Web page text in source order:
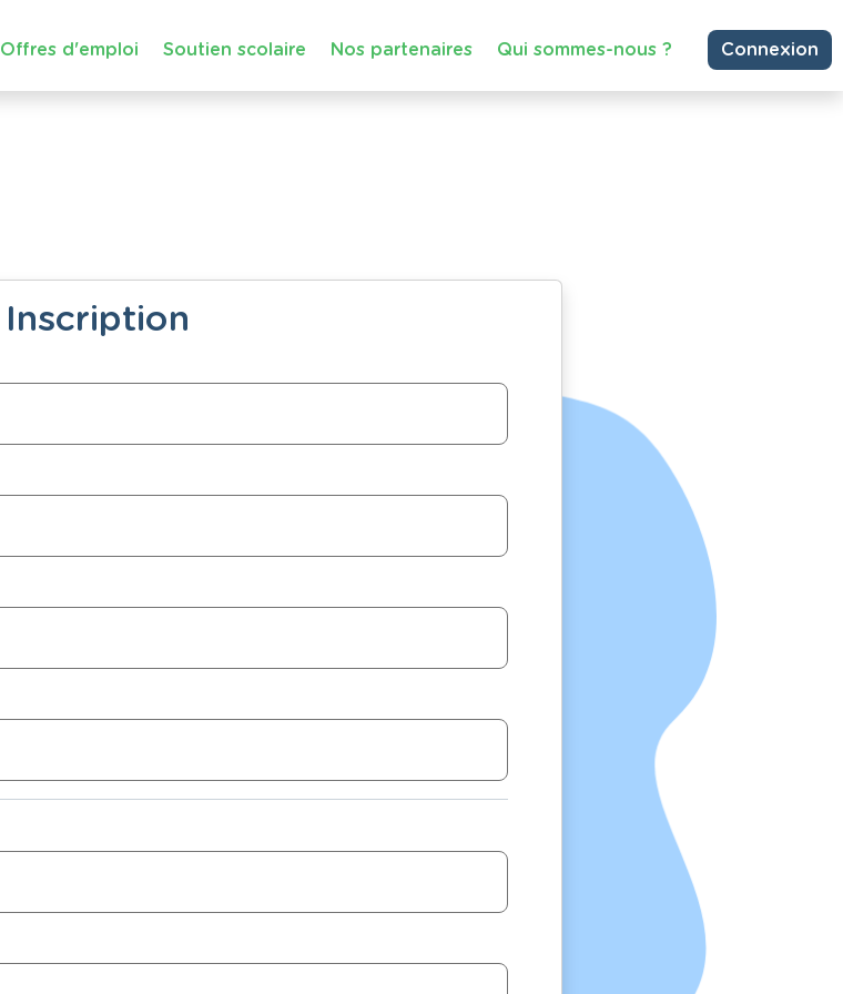
Offres d'emploi Soutien scolaire Nos partenaires Qui sommes-nous ? Connexion
Inscription